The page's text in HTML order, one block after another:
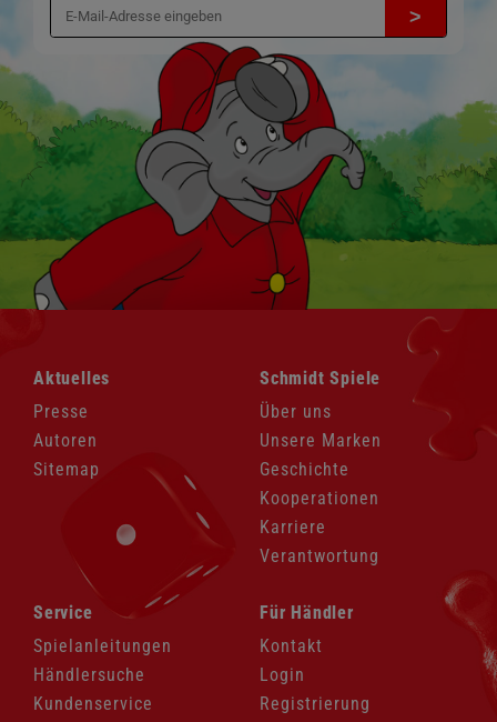
>
überspringen
Aktuelles
Presse
Autoren
Sitemap
Navigation
überspringen
Schmidt Spiele
Über uns
Unsere Marken
Geschichte
Kooperationen
Karriere
Verantwortung
Navigation
überspringen
Service
Spielanleitungen
Händlersuche
Kundenservice
Navigation
überspringen
Für Händler
Kontakt
Login
Registrierung